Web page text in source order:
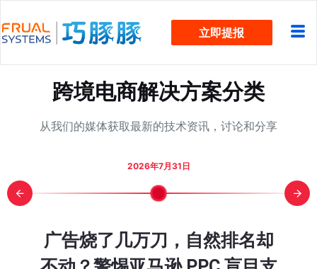
过
立即提报
跨境电商解决方案分类
从我们的媒体获取最新的技术资讯，讨论和分享
入口
？看这
一轮旺
？5 个
促“劳
骤图
被费用
却从
新规官广告烧了几万刀，自然排名却还在为
亚马逊
Other
近两万
Prime
亚马逊
亚马逊
旺季单
日销 30
2026年7月31日